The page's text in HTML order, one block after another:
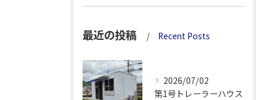
最近の投稿 Recent Posts
2026/07/02
第1号トレーラーハウス